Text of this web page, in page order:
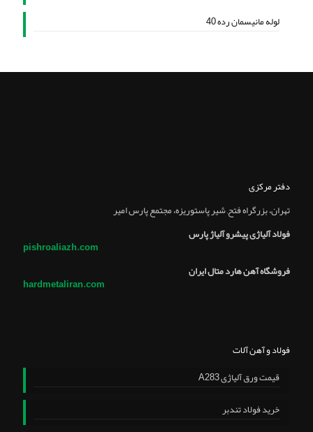
لوله مانیسمان رده 40
دفتر مرکزی
تهران، بزرگراه فتح, شير پاستوريزه، مجتمع پارس امير
فولاد آلیاژی پیشرو آلیاژ پارس
pishroaliazh.com
فروشگاه آهن هارد متال ایران
hardmetaliran.com
فولاد و آهن آلات
قیمت ورق آلیاژی A283
خرید فولاد تندبر